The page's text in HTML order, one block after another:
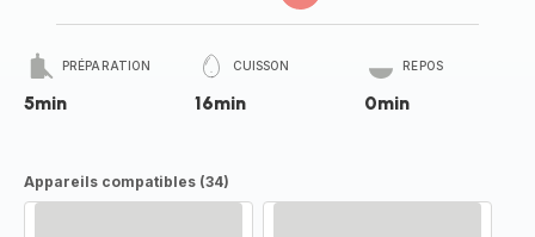
PRÉPARATION
5min
CUISSON
16min
REPOS
0min
Appareils compatibles (34)